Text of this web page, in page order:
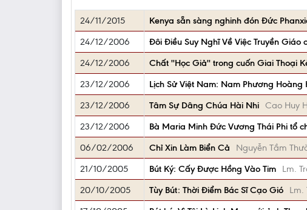
24/11/2015 Kenya sẵn sàng nghinh đón Đức
24/12/2006
Đôi Điều Suy Nghĩ Về Việc Truyền
24/12/2006
Chất ''Học Giả'' trong cuốn Giai Thoại
23/12/2006
Lịch Sử Việt Nam: Nam Phương Hoàng
23/12/2006
Tâm Sự Dâng Chúa Hài Nhi Cao Huy
23/12/2006
Bà Maria Minh Đức Vương Thái Phi tổ
06/02/2006
Chỉ Xin Làm Biển Cả
Nguyễn Tầm
21/10/2005
Bút Ký: Cấy Được Hồng Vào Tim
Lm.
20/10/2005
Tùy Bút: Thời Điểm Bác Sĩ Cạo Gió
Lm.